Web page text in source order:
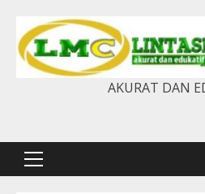
content
AKURAT DAN
Primary